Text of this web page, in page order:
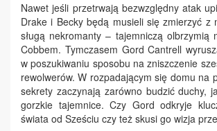
Nawet jeśli przetrwają bezwzględny atak
Drake i Becky będą musieli się zmierzyć z
sługą nekromanty – tajemniczą olbrzymią
Cobbem. Tymczasem Gord Cantrell
w poszukiwaniu sposobu na zniszczenie
rewolwerów. W rozpadającym się domu na
sekrety zaczynają zarówno budzić duchy,
gorzkie tajemnice. Czy Gord odkryje
świata od Sześciu czy też skusi go wizja